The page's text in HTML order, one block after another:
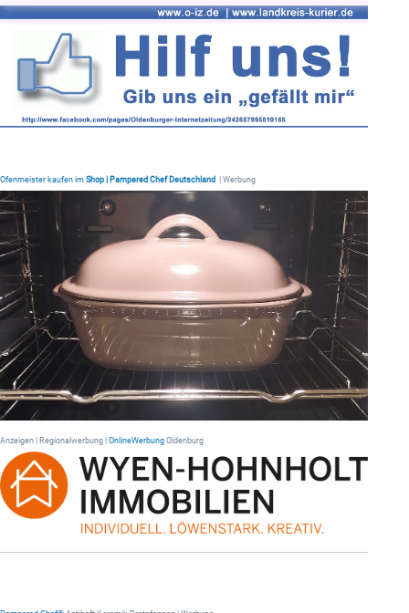
Ofenmeister kaufen im Shop | Pampered Chef Deutschland | Werbung
Anzeigen | Regionalwerbung | OnlineWerbung Oldenburg